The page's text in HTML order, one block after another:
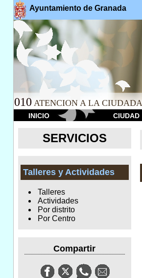
Ayuntamiento de Granada
010 ATENCION A LA
INICIO CIUDAD
SERVICIOS
Talleres y Actividades
Talleres
Actividades
Por distrito
Por Centro
Compartir